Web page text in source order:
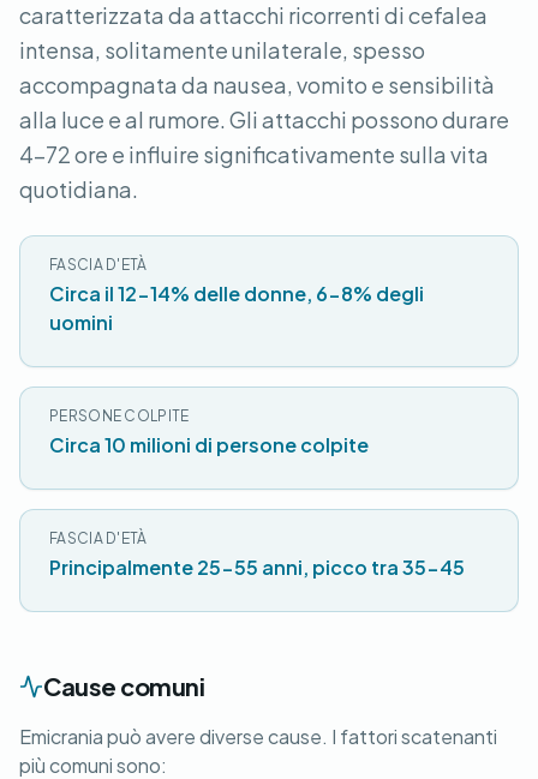
caratterizzata da attacchi ricorrenti di cefalea
intensa, solitamente unilaterale, spesso
accompagnata da nausea, vomito e sensibilità
alla luce e al rumore. Gli attacchi possono durare
4-72 ore e influire significativamente sulla vita
quotidiana.
FASCIA D'ETÀ
Circa il 12-14% delle donne, 6-8% degli
uomini
PERSONE COLPITE
Circa 10 milioni di persone colpite
FASCIA D'ETÀ
Principalmente 25-55 anni, picco tra 35-45
Cause comuni
Emicrania può avere diverse cause. I fattori scatenanti
più comuni sono: